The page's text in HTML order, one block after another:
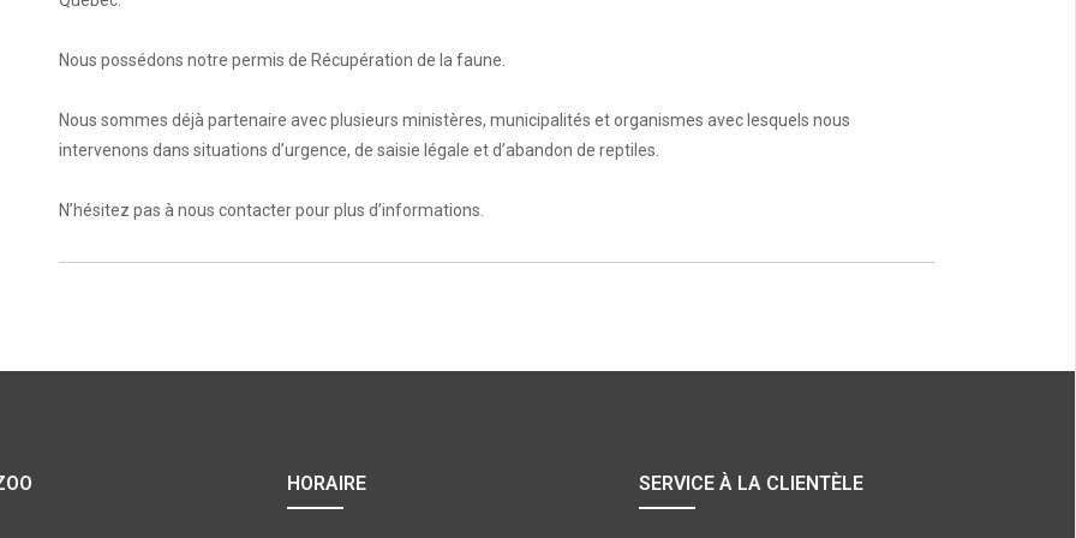
Nous possédons notre permis de Récupération de la faune.
Nous sommes déjà partenaire avec plusieurs ministères, municipalités et organismes avec lesquels nous
intervenons dans situations d’urgence, de saisie légale et d’abandon de reptiles.
N’hésitez pas à nous contacter pour plus d’informations.
HORAIRE SERVICE À LA CLIENTÈLE